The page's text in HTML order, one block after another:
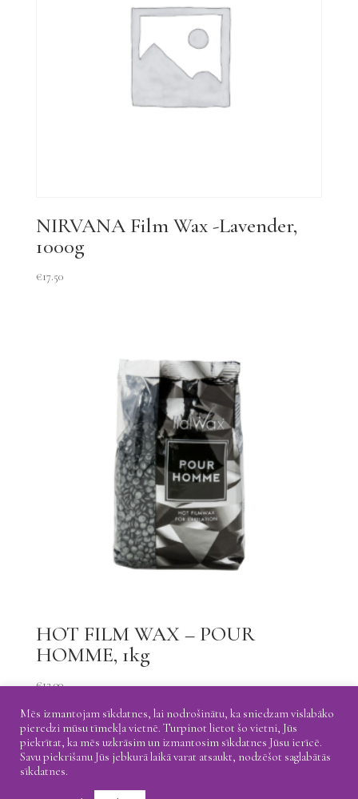
NIRVANA Film Wax -Lavender,
1000g
€17.50
HOT FILM WAX – POUR
HOMME, 1kg
€13.00
Shipping Return Privacy Policy
Mēs izmantojam sīkdatnes, lai nodrošinātu, ka sniedzam vislabāko
pieredzi mūsu tīmekļa vietnē. Turpinot lietot šo vietni, Jūs
piekrītat, ka mēs uzkrāsim un izmantosim sīkdatnes Jūsu ierīcē.
Savu piekrišanu Jūs jebkurā laikā varat atsaukt, nodzēšot saglabātās
sīkdatnes.